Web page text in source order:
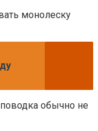
монолеску
обычно не